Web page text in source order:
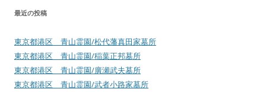
最近の投稿
東京都港区 青山霊園/松代藩真田家墓所
東京都港区 青山霊園/稲葉正邦墓所
東京都港区 青山霊園/廣瀬武夫墓所
東京都港区 青山霊園/武者小路家墓所